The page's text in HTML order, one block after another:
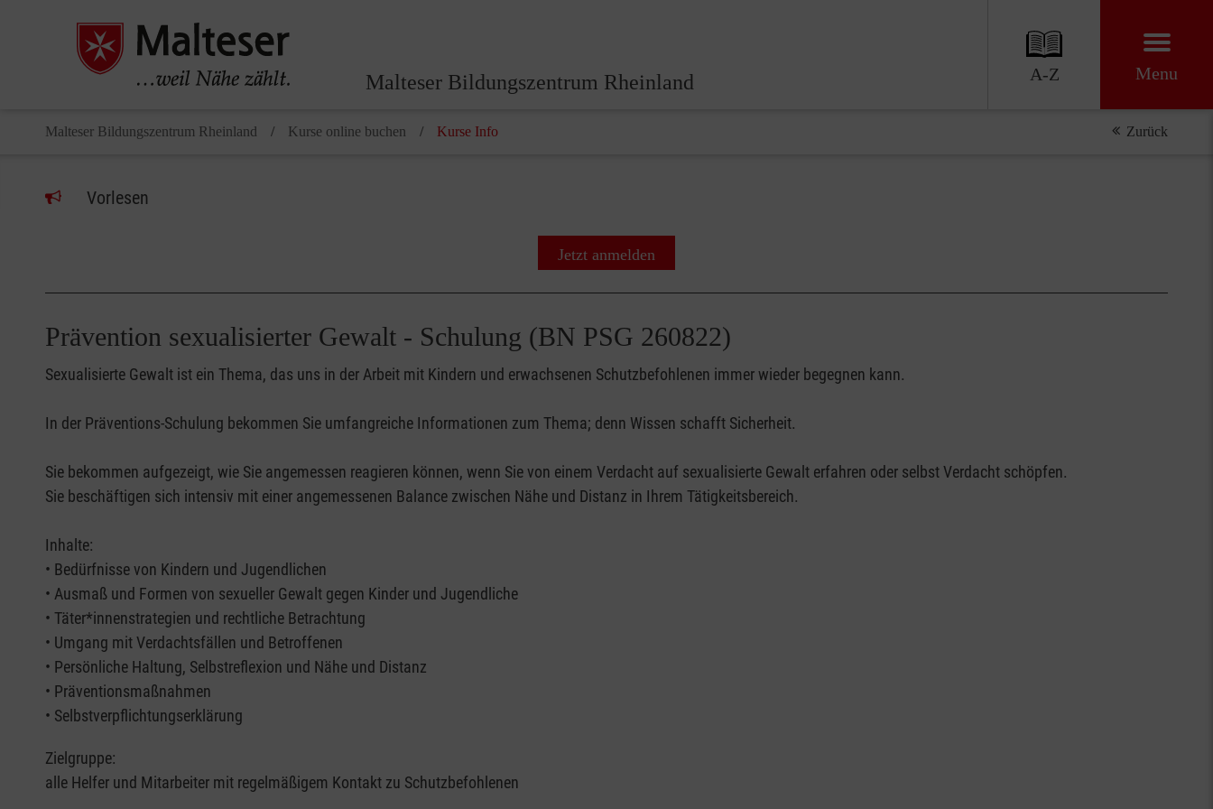
Malteser Bildungszentrum Rheinland A-Z Menu
Malteser Bildungszentrum Rheinland Kurse online buchen Kurse Info Zurück
Vorlesen
Jetzt anmelden
Prävention sexualisierter Gewalt - Schulung (BN PSG 260822)
Sexualisierte Gewalt ist ein Thema, das uns in der Arbeit mit Kindern und erwachsenen Schutzbefohlenen immer wieder begegnen kann.
In der Präventions-Schulung bekommen Sie umfangreiche Informationen zum Thema; denn Wissen schafft Sicherheit.
Sie bekommen aufgezeigt, wie Sie angemessen reagieren können, wenn Sie von einem Verdacht auf sexualisierte Gewalt erfahren oder selbst Verdacht schöpfen.
Sie beschäftigen sich intensiv mit einer angemessenen Balance zwischen Nähe und Distanz in Ihrem Tätigkeitsbereich.
Inhalte:
• Bedürfnisse von Kindern und Jugendlichen
• Ausmaß und Formen von sexueller Gewalt gegen Kinder und Jugendliche
• Täter*innenstrategien und rechtliche Betrachtung
• Umgang mit Verdachtsfällen und Betroffenen
• Persönliche Haltung, Selbstreflexion und Nähe und Distanz
• Präventionsmaßnahmen
• Selbstverpflichtungserklärung
Zielgruppe:
alle Helfer und Mitarbeiter mit regelmäßigem Kontakt zu Schutzbefohlenen